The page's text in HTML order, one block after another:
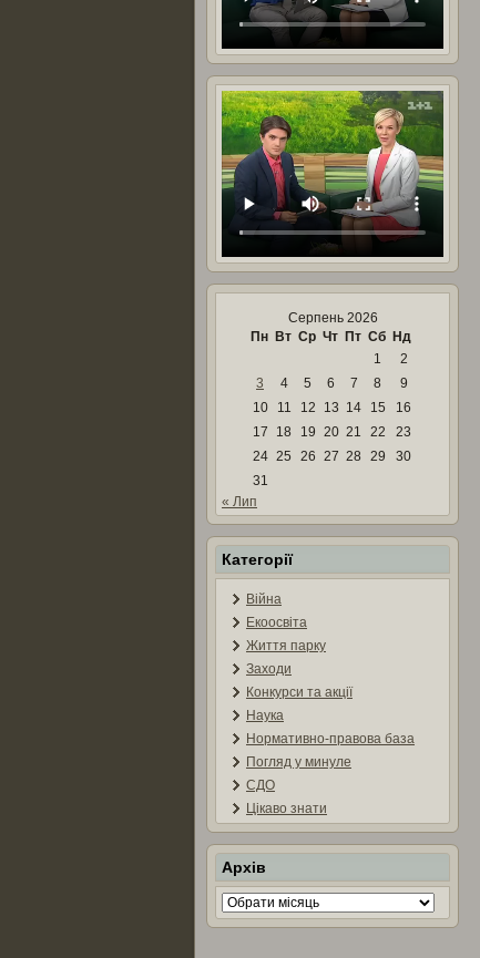
Серпень 2026
Пн
Вт Ср Чт Пт Сб
Нд
1
2
3
4 5 6 7 8
9
10
11 12 13 14 15
16
17
18 19 20 21 22
23
24 25 26 27 28 29
30
31
« Лип
Категорії
Війна
Екоосвіта
Життя парку
Заходи
Конкурси та акції
Наука
Нормативно-правова база
Погляд у минуле
СДО
Цікаво знати
Архів
Архів